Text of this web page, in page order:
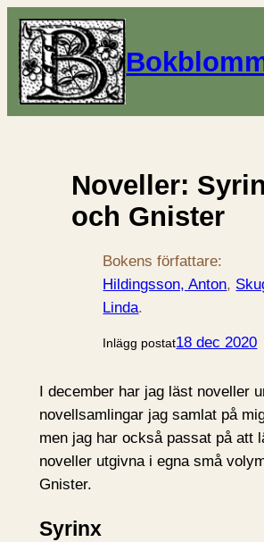
Noveller:
och Gnister
Bokens författare:
Hildingsson, Anton,
Linda.
Inlägg postat18 dec 2020
I december har jag läst noveller
novellsamlingar jag samlat på
men jag har också passat på att
noveller utgivna i egna små
Gnister.
Syrinx